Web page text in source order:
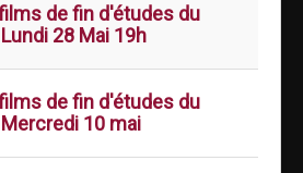
de fin d'études du
28 Mai 19h
de fin d'études du
10 mai